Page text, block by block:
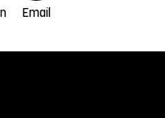
Email